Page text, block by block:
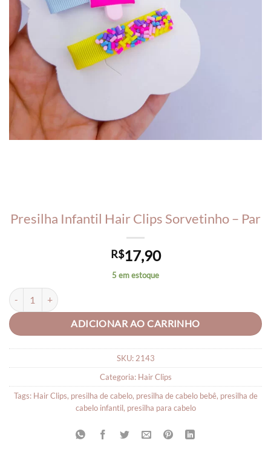
Presilha Infantil Hair Clips Sorvetinho – Par
R$17,90
5 em estoque
Presilha Infantil Hair Clips Sorvetinho - Par quantidade
ADICIONAR AO CARRINHO
SKU: 2143
Categoria: Hair Clips
Tags: Hair Clips, presilha de cabelo, presilha de cabelo bebê, presilha de
cabelo infantil, presilha para cabelo